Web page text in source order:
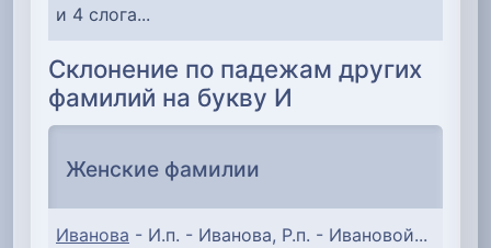
и 4 слога...
Склонение по падежам других
фамилий на букву И
Женские фамилии
Иванова - И.п. - Иванова, Р.п. - Ивановой...